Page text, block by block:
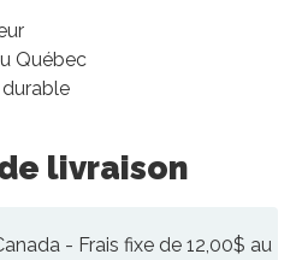
Québec
livraison
- Frais fixe de 12,00$ au